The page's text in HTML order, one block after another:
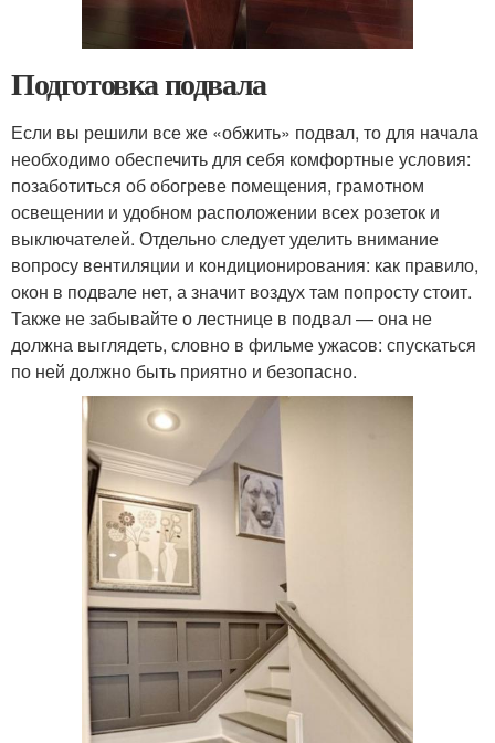
Подготовка подвала
Если вы решили все же «обжить» подвал, то для начала
необходимо обеспечить для себя комфортные условия:
позаботиться об обогреве помещения, грамотном
освещении и удобном расположении всех розеток и
выключателей. Отдельно следует уделить внимание
вопросу вентиляции и кондиционирования: как правило,
окон в подвале нет, а значит воздух там попросту стоит.
Также не забывайте о лестнице в подвал — она не
должна выглядеть, словно в фильме ужасов: спускаться
по ней должно быть приятно и безопасно.